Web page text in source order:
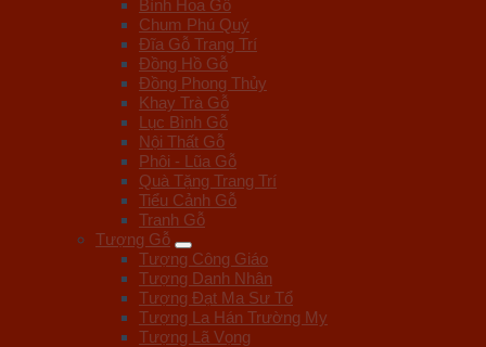
Bình Hoa Gỗ
Chum Phú Quý
Đĩa Gỗ Trang Trí
Đồng Hồ Gỗ
Đồng Phong Thủy
Khay Trà Gỗ
Lục Bình Gỗ
Nội Thất Gỗ
Phôi - Lũa Gỗ
Quà Tặng Trang Trí
Tiểu Cảnh Gỗ
Tranh Gỗ
Tượng Gỗ
Tượng Công Giáo
Tượng Danh Nhân
Tượng Đạt Ma Sư Tổ
Tượng La Hán Trường My
Tượng Lã Vọng